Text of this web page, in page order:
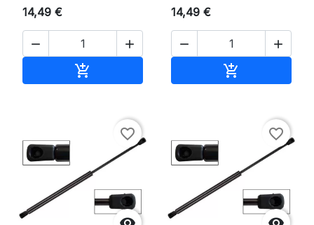
14,49 €
 

14,49 €
 

favorite_border favorite_border